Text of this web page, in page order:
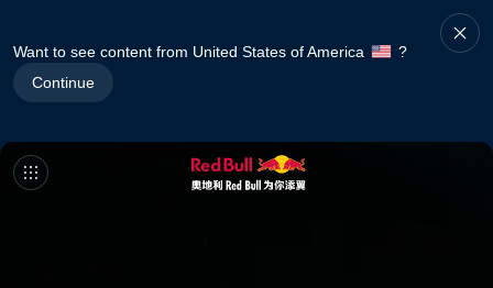
Want to see content from United States of America
?
Continue